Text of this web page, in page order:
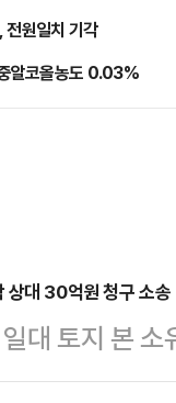
전원일치 기각
알코올농도 0.03%
상대 30억원 청구 소송
대 토지 본
영학 회계사